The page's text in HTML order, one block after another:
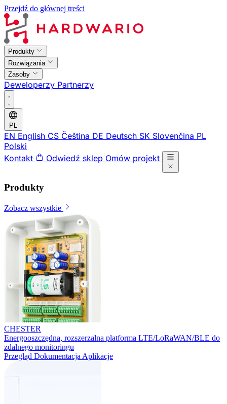
Przejdź do głównej treści
Produkty
Rozwiązania
Zasoby
Deweloperzy Partnerzy
PL
EN English CS Čeština DE Deutsch SK Slovenčina PL
Polski
Kontakt
Odwiedź sklep Omów projekt
Produkty
Zobacz wszystkie
CHESTER
Energooszczędna, rozszerzalna platforma LTE/LoRaWAN/BLE do
zdalnego monitoringu
Przegląd Dokumentacja Aplikacje